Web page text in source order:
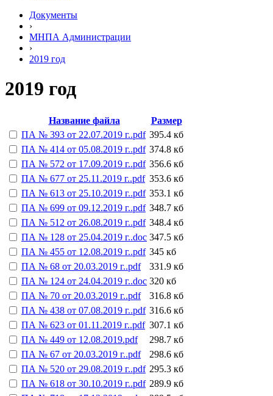
Документы
›
МНПА Администрации
›
2019 год
2019 год
Название файла
Размер
ПА № 393 от 22.07.2019 г..pdf 395.4 кб
ПА № 414 от 05.08.2019 г..pdf 374.8 кб
ПА № 572 от 17.09.2019 г..pdf 356.6 кб
ПА № 677 от 25.11.2019 г..pdf 353.6 кб
ПА № 613 от 25.10.2019 г..pdf 353.1 кб
ПА № 699 от 09.12.2019 г..pdf 348.7 кб
ПА № 512 от 26.08.2019 г..pdf 348.4 кб
ПА № 128 от 25.04.2019 г..doc 347.5 кб
ПА № 455 от 12.08.2019 г..pdf 345 кб
ПА № 68 от 20.03.2019 г..pdf
331.9 кб
ПА № 124 от 24.04.2019 г..doc 320 кб
ПА № 70 от 20.03.2019 г..pdf
316.8 кб
ПА № 438 от 07.08.2019 г..pdf 316.6 кб
ПА № 623 от 01.11.2019 г..pdf 307.1 кб
ПА № 449 от 12.08.2019.pdf
298.7 кб
ПА № 67 от 20.03.2019 г..pdf
298.6 кб
ПА № 520 от 29.08.2019 г..pdf 295.3 кб
ПА № 618 от 30.10.2019 г..pdf 289.9 кб